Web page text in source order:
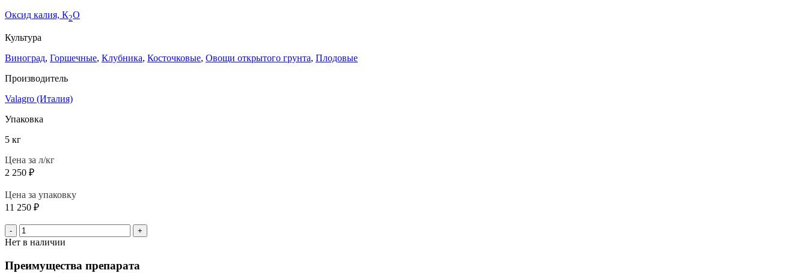
Оксид калия, К2О
Культура
Виноград, Горшечные, Клубника, Косточковые, Овощи открытого грунта, Плодовые
Производитель
Valagro (Италия)
Упаковка
5 кг
Цена за л/кг
2 250 ₽
Цена за упаковку
11 250 ₽
- +
Нет в наличии
Преимущества препарата